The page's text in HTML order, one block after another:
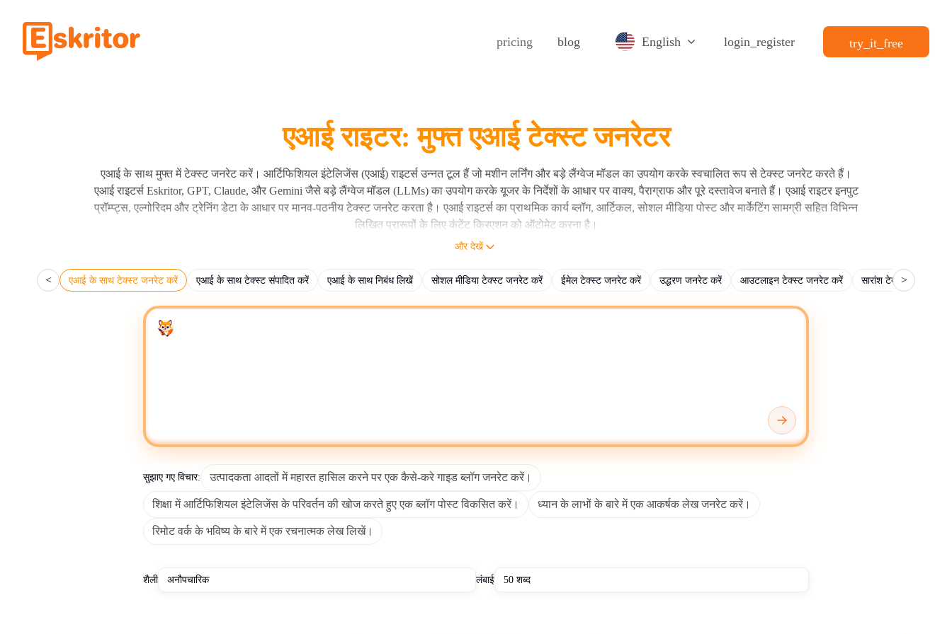
pricing blog English login_register try_it_free
एआई राइटर: मुफ्त एआई टेक्स्ट जनरेटर
एआई के साथ मुफ्त में टेक्स्ट जनरेट करें। आर्टिफिशियल इंटेलिजेंस (एआई) राइटर्स उन्नत टूल हैं जो मशीन लर्निंग और बड़े लैंग्वेज मॉडल का उपयोग करके स्वचालित रूप से टेक्स्ट जनरेट करते हैं।
एआई राइटर्स Eskritor, GPT, Claude, और Gemini जैसे बड़े लैंग्वेज मॉडल (LLMs) का उपयोग करके यूजर के निर्देशों के आधार पर वाक्य, पैराग्राफ और पूरे दस्तावेज बनाते हैं। एआई राइटर इनपुट
प्रॉम्प्ट्स, एल्गोरिदम और ट्रेनिंग डेटा के आधार पर मानव-पठनीय टेक्स्ट जनरेट करता है। एआई राइटर्स का प्राथमिक कार्य ब्लॉग, आर्टिकल, सोशल मीडिया पोस्ट और मार्केटिंग सामग्री सहित विभिन्न
लिखित प्रारूपों के लिए कंटेंट क्रिएशन को ऑटोमेट करना है।
ड्राफ्ट जनरेशन, कंटेंट रीराइटिंग, सारांशीकरण और नए कंटेंट आइडिया खोजने के लिए एआई राइटर्स और जनरेटर्स का उपयोग करें। टेक्स्ट की पठनीयता, लंबाई, भावना, टोनैलिटी, विशेषज्ञता, स्पष्टता,
दोहराते हैं, और जेनेरिक वाक्यांश जनरेट करते हैं क्योंकि एआई राइटर्स सटीक और अनुचित दोनों जानकारी वाले ट्रेनिंग डेटा पर निर्भर करते हैं। वे अक्सर मानव निरीक्षण के बिना रचनात्मक नुआंस और
एक फ्री एआई राइटिंग जनरेटर ई-कॉमर्स, मीडिया संगठनों, शैक्षिक संस्थानों और SaaS प्रदाताओं सहित उद्योगों की सेवा करता है। व्यवसाय कंटेंट मार्केटिंग, कस्टमर सपोर्ट डॉक्यूमेंटेशन और इंटरनल
रिपोर्टिंग के लिए एआई राइटर्स का उपयोग करते हैं। व्यक्ति एकेडमिक राइटिंग, रिज्यूमे क्रिएशन और पर्सनल ब्लॉगिंग के लिए एआई राइटर्स का उपयोग करते हैं। ऑटोमेटेड ब्लॉग राइटिंग टूल्स, कस्टमर
सर्विस स्क्रिप्ट जनरेटर्स और एकेडमिक ड्राफ्टिंग असिस्टेंट्स वर्कफ़्लो को तेज करने और प्रकाशन क्षमताओं का विस्तार करने में मदद करते हैं।
एआई राइटर्स मार्केटिंग, शिक्षा, पत्रकारिता और ई-कॉमर्स जैसे उद्योगों को कंटेंट क्रिएशन समय को कम करके और स्केलेबल पर्सनलाइज्ड कम्युनिकेशन को सक्षम करके प्रभावित करते हैं। मार्केटिंग में, वे
टीमों को कुशलतापूर्वक कैंपेन स्केल करने की अनुमति देते हैं। शिक्षा में, वे ट्यूटरिंग, असाइनमेंट ड्राफ्टिंग और इंस्ट्रक्शनल मटेरियल डेवलपमेंट का समर्थन करते हैं। हालांकि, एआई राइटर्स पर निर्भरता
और देखें
< एआई के साथ टेक्स्ट जनरेट करें एआई के साथ टेक्स्ट संपादित करें एआई के साथ निबंध लिखें सोशल मीडिया टेक्स्ट जनरेट करें ईमेल टेक्स्ट जनरेट करें उद्धरण जनरेट करें आउटलाइन टेक्स्ट जनरेट करें सारांश टेक्स्ट जनरेट करें
>
सुझाए गए विचार: उत्पादकता आदतों में महारत हासिल करने पर एक कैसे-करे गाइड ब्लॉग जनरेट करें।
शिक्षा में आर्टिफिशियल इंटेलिजेंस के परिवर्तन की खोज करते हुए एक ब्लॉग पोस्ट विकसित करें। ध्यान के लाभों के बारे में एक आकर्षक लेख जनरेट करें।
रिमोट वर्क के भविष्य के बारे में एक रचनात्मक लेख लिखें।
शैली लंबाई